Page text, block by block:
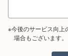
※今後のサービス向上
場合もございます。